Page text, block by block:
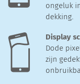
ongeluk
dekking.
Display
Dode
zijn